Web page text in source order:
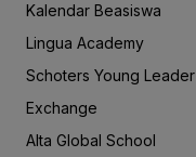
Kalendar Beasiswa
Lingua Academy
Schoters Young Leader
Exchange
Alta Global School